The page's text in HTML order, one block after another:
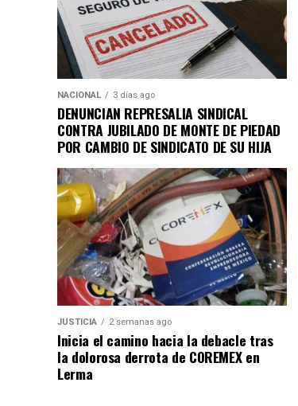
NACIONAL 3 días ago
DENUNCIAN REPRESALIA SINDICAL
CONTRA JUBILADO DE MONTE DE PIEDAD
POR CAMBIO DE SINDICATO DE SU HIJA
JUSTICIA 2 semanas ago
Inicia el camino hacia la debacle tras
la dolorosa derrota de COREMEX en
Lerma